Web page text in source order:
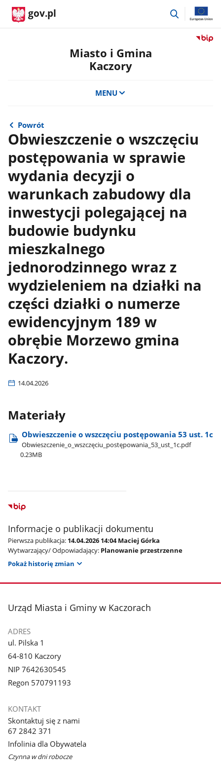
gov.pl
przejdź
Przejdź
Miasto i Gmina
Kaczory
MENU
Powrót
Obwieszczenie o wszczęciu
postępowania w sprawie
wydania decyzji o
warunkach zabudowy dla
inwestycji polegającej na
budowie budynku
mieszkalnego
jednorodzinnego wraz z
wydzieleniem na działki na
części działki o numerze
ewidencyjnym 189 w
obrębie Morzewo gmina
Kaczory.
14.04.2026
Materiały
Obwieszczenie o wszczęciu postępowania 53 ust. 1c
Obwieszczenie​_o​_wszczęciu​_postępowania​_53​_ust​_1c.pdf
0.23MB
Informacje o publikacji dokumentu
Pierwsza publikacja: 14.04.2026 14:04 Maciej Górka
Wytwarzający/ Odpowiadający: Planowanie przestrzenne
Pokaż historię zmian
stopka
Urząd Miasta i Gminy w Kaczorach
ADRES
ul. Pilska 1
64-810 Kaczory
NIP 7642630545
Regon 570791193
KONTAKT
Skontaktuj się z nami
67 2842 371
Infolinia dla Obywatela
Czynna w dni robocze